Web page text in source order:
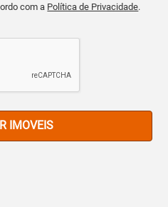
com a Política de Privacidade.
IMOVEIS